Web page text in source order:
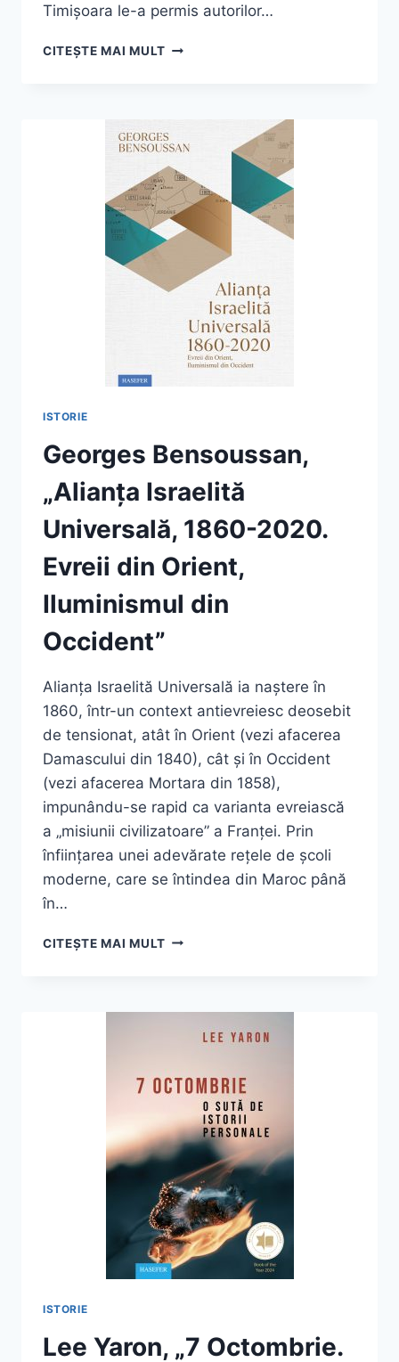
Timișoara le-a permis autorilor…
CITEȘTE MAI MULTGETTA
OF
TIMIȘOARA.
THE
HOUSE
OF
LIFE”
ISTORIE
Georges Bensoussan,
„Alianța Israelită
Universală, 1860-2020.
Evreii din Orient,
Iluminismul din
Occident”
Alianța Israelită Universală ia naștere în
1860, într-un context antievreiesc deosebit
de tensionat, atât în Orient (vezi afacerea
Damascului din 1840), cât și în Occident
(vezi afacerea Mortara din 1858),
impunându-se rapid ca varianta evreiască
a „misiunii civilizatoare” a Franței. Prin
înființarea unei adevărate rețele de școli
moderne, care se întindea din Maroc până
în…
CITEȘTE MAI MULTGEORGES
UNIVERSALĂ,
1860-
DIN
ORIENT,
ILUMINISMUL
DIN
OCCIDENT”
ISTORIE
Lee Yaron, „7 Octombrie.